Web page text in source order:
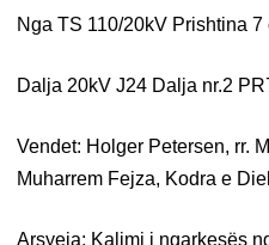
Nga TS 110/20kV Prishtina 7
Dalja 20kV J24 Dalja nr.2
Vendet: Holger Petersen, rr.
Muharrem Fejza, Kodra e
Arsyeja: Kalimi i ngarkesës